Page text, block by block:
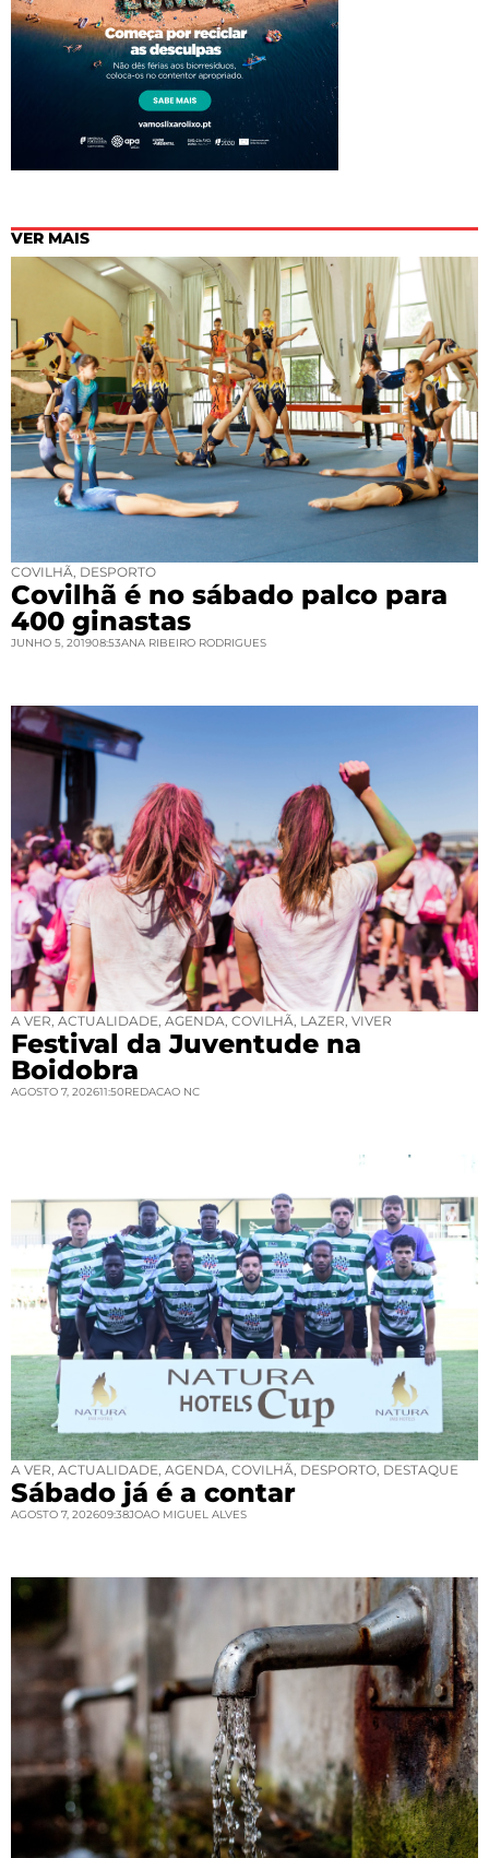
VER MAIS
COVILHÃ, DESPORTO
Covilhã é no sábado palco para
400 ginastas
JUNHO 5, 201908:53ANA RIBEIRO RODRIGUES
A VER, ACTUALIDADE, AGENDA, COVILHÃ, LAZER, VIVER
Festival da Juventude na
Boidobra
AGOSTO 7, 202611:50REDACAO NC
A VER, ACTUALIDADE, AGENDA, COVILHÃ, DESPORTO, DESTAQUE
Sábado já é a contar
AGOSTO 7, 202609:38JOAO MIGUEL ALVES